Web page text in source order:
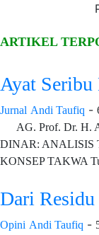
ARTIKEL
Ayat Seribu
Jurnal Andi Taufiq -
AG. Prof. Dr. H.
DINAR: ANALISIS
KONSEP TAKWA
Dari
Opini Andi Taufiq -